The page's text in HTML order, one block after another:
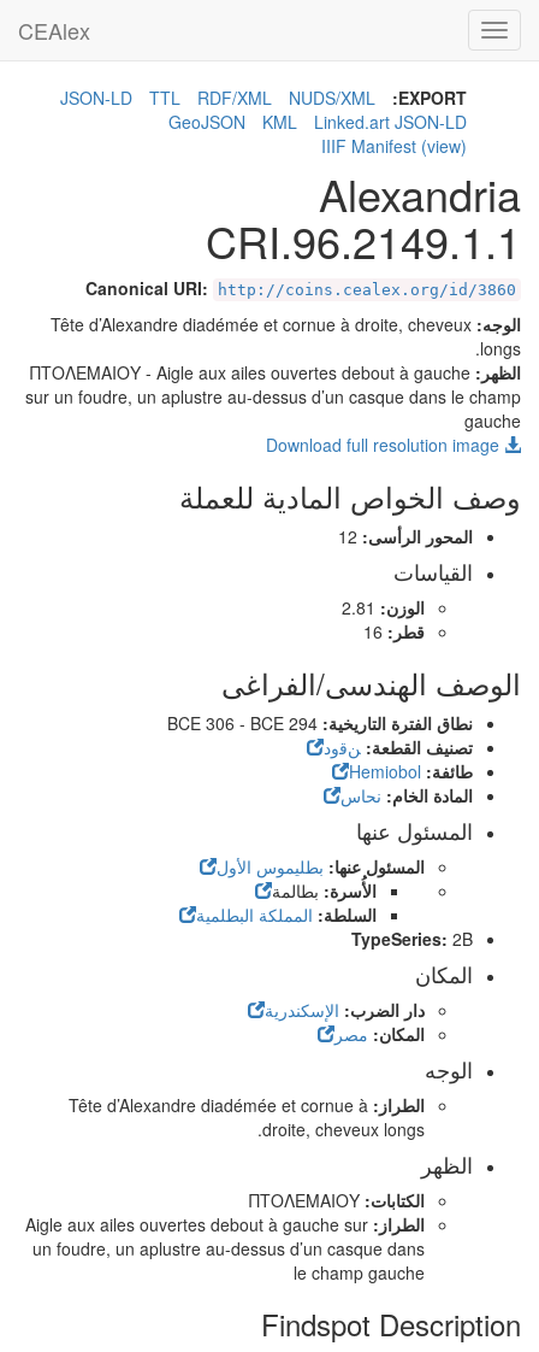
Toggle
navigation
CEAlex
EXPORT:
NUDS/XML
RDF/XML
TTL
JSON-LD
Linked.art JSON-LD
KML
GeoJSON
IIIF Manifest (view)
Alexandria
CRI.96.2149.1.1
Canonical URI: http://coins.cealex.org/id/3860
الوجه: Tête d’Alexandre diadémée et cornue à droite, cheveux
longs.
الظهر:
ΠΤΟΛΕΜΑΙΟΥ - Aigle aux ailes ouvertes debout à gauche
sur un foudre, un aplustre au-dessus d’un casque dans le champ
gauche
وصف الخواص المادية للعملة
المحور الرأسى: 12
القياسات
الوزن: 2.81
قطر: 16
الوصف الهندسى/الفراغى
نطاق الفترة التاريخية: BCE 306 - BCE 294
تصنيف القطعة: ﻦﻗﻭﺩ
طائفة: Hemiobol
المادة الخام: نحاس
المسئول عنها
المسئول عنها: بطليموس الأول
الأُسرة: بطالمة
السلطة: المملكة البطلمية
TypeSeries: 2B
المكان
دار الضرب: الإسكندرية
المكان: مصر
الوجه
الطراز: Tête d’Alexandre diadémée et cornue à
droite, cheveux longs.
الظهر
الكتابات: ΠΤΟΛΕΜΑΙΟΥ
الطراز: Aigle aux ailes ouvertes debout à gauche sur
un foudre, un aplustre au-dessus d’un casque dans
le champ gauche
Findspot Description